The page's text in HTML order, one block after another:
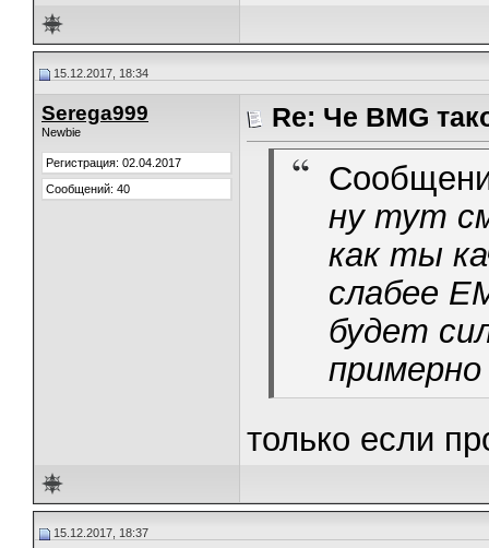
15.12.2017, 18:34
Serega999
Newbie
Регистрация: 02.04.2017
Сообщений: 40
Re: Че BMG
ну тут
как ты
слабее
будет
примерно
только если
15.12.2017, 18:37